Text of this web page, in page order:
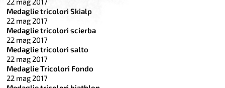
Medaglie tricolori Skialp
22 mag 2017
Medaglie tricolori scierba
22 mag 2017
Medaglie tricolori salto
22 mag 2017
Medaglie Tricolori Fondo
22 mag 2017